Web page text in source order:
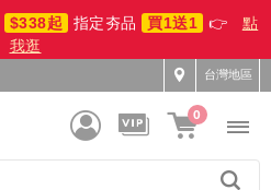
$338起 指定夯品 買1送1 👉
點
我逛
台灣地區
0